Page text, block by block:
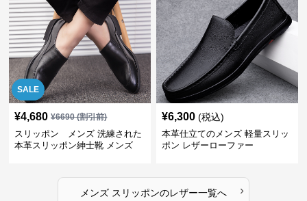
SALE
¥4,680 ¥6690(割引前)
スリッポン メンズ 洗練された
本革スリッポン紳士靴 メンズ
¥6,300 (税込)
本革仕立てのメンズ 軽量スリッ
ポン レザーローファー
メンズ スリッポンのレザー一覧へ ›